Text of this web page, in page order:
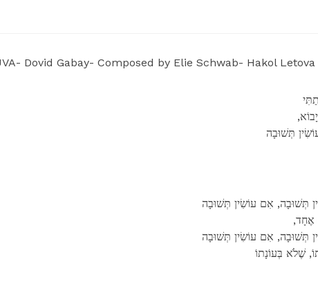
Dovid Gabay- Composed by Elie Schwab- Hakol Letova
תְּשׁוּבָה
תְּשׁוּבָה, אִם עוֹשִׂין תְּשׁוּבָה
אֶחָד
תְּשׁוּבָה, אִם עוֹשִׂין תְּשׁוּבָה
שֶׁלֹא בְּעוֹנָתוֹ